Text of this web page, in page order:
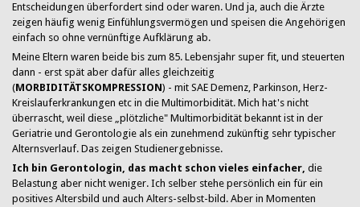
Entscheidungen überfordert sind oder waren. Und ja, auch die Ärzte
zeigen häufig wenig Einfühlungsvermögen und speisen die Angehörigen
einfach so ohne vernünftige Aufklärung ab.
Meine Eltern waren beide bis zum 85. Lebensjahr super fit, und steuerten
dann - erst spät aber dafür alles gleichzeitig
(MORBIDITÄTSKOMPRESSION) - mit SAE Demenz, Parkinson, Herz-
Kreislauferkrankungen etc in die Multimorbidität. Mich hat's nicht
überrascht, weil diese „plötzliche" Multimorbidität bekannt ist in der
Geriatrie und Gerontologie als ein zunehmend zukünftig sehr typischer
Alternsverlauf. Das zeigen Studienergebnisse.
Ich bin Gerontologin, das macht schon vieles einfacher, die
Belastung aber nicht weniger. Ich selber stehe persönlich ein für ein
positives Altersbild und auch Alters-selbst-bild. Aber in Momenten